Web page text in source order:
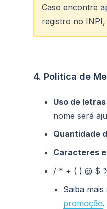
Caso encontre
registro no
4. Política de
Uso de
nome será
Quantidade
Caracteres
/ * + ( ) @ $
Saiba
promoção.